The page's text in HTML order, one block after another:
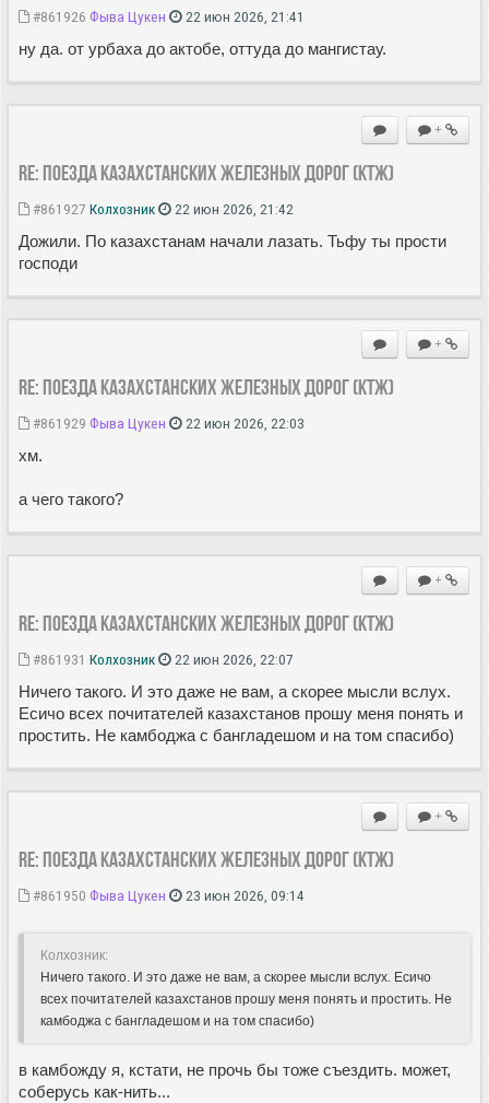
#861926 Фыва Цукен 22 июн 2026, 21:41
ну да. от урбаха до актобе, оттуда до мангистау.
+
Re: Поезда Казахстанских железных дорог (КТЖ)
#861927 Колхозник 22 июн 2026, 21:42
Дожили. По казахстанам начали лазать. Тьфу ты прости
господи
+
Re: Поезда Казахстанских железных дорог (КТЖ)
#861929 Фыва Цукен 22 июн 2026, 22:03
хм.
а чего такого?
+
Re: Поезда Казахстанских железных дорог (КТЖ)
#861931 Колхозник 22 июн 2026, 22:07
Ничего такого. И это даже не вам, а скорее мысли вслух.
Есичо всех почитателей казахстанов прошу меня понять и
простить. Не камбоджа с бангладешом и на том спасибо)
+
Re: Поезда Казахстанских железных дорог (КТЖ)
#861950 Фыва Цукен 23 июн 2026, 09:14
Колхозник:
Ничего такого. И это даже не вам, а скорее мысли вслух. Есичо
всех почитателей казахстанов прошу меня понять и простить. Не
камбоджа с бангладешом и на том спасибо)
в камбожду я, кстати, не прочь бы тоже съездить. может,
соберусь как-нить...